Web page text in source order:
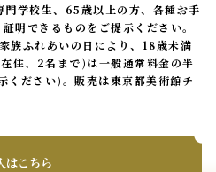
学校生、65歳以上の方、各種お手
明できるものをご提示ください。
族ふれあいの日により、18歳未満
住、2名まで)は一般通常料金の半
ください)。販売は東京都美術館チ
はこちら